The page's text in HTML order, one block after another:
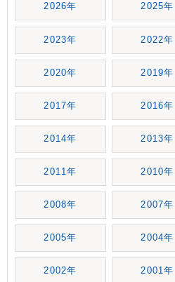
2026年 2025年
2023年 2022年
2020年 2019年
2017年 2016年
2014年 2013年
2011年 2010年
2008年 2007年
2005年 2004年
2002年 2001年